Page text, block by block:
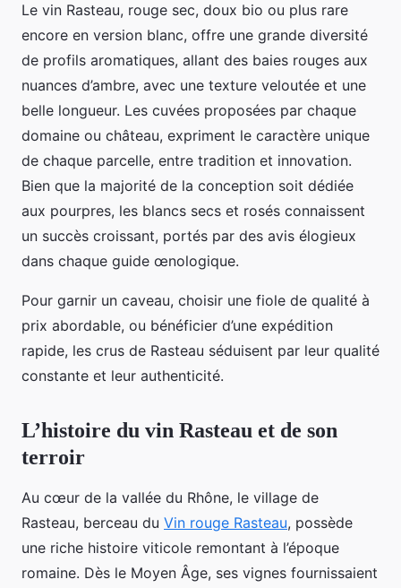
Le vin Rasteau, rouge sec, doux bio ou plus rare
encore en version blanc, offre une grande diversité
de profils aromatiques, allant des baies rouges aux
nuances d’ambre, avec une texture veloutée et une
belle longueur. Les cuvées proposées par chaque
domaine ou château, expriment le caractère unique
de chaque parcelle, entre tradition et innovation.
Bien que la majorité de la conception soit dédiée
aux pourpres, les blancs secs et rosés connaissent
un succès croissant, portés par des avis élogieux
dans chaque guide œnologique.
Pour garnir un caveau, choisir une fiole de qualité à
prix abordable, ou bénéficier d’une expédition
rapide, les crus de Rasteau séduisent par leur qualité
constante et leur authenticité.
L’histoire du vin Rasteau et de son
terroir
Au cœur de la vallée du Rhône, le village de
Rasteau, berceau du Vin rouge Rasteau, possède
une riche histoire viticole remontant à l’époque
romaine. Dès le Moyen Âge, ses vignes fournissaient